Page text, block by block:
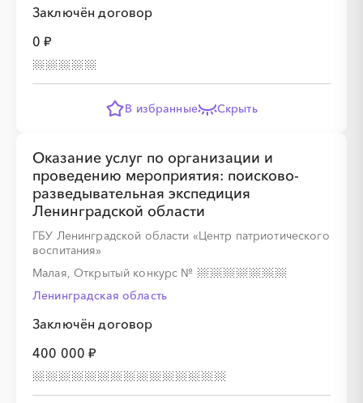
Заключён договор
0 ₽
В избранные Скрыть
Оказание услуг по организации и
проведению мероприятия: поисково-
разведывательная экспедиция
Ленинградской области
ГБУ Ленинградской области «Центр патриотического
воспитания»
Малая, Открытый конкурс №
Ленинградская область
Заключён договор
400 000 ₽